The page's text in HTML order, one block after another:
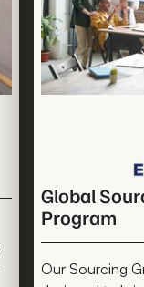
Global
Program
Our Sourcing